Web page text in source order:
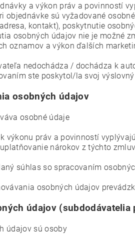
a výkon práv a povinností
objednávke sú vyžadované
kontakt), poskytnutie
osobných údajov nie je možné
oznamov a výkon ďalších
nedochádza / dochádza k
ste poskytol/la svoj
osobných údajov
osobné údaje
výkonu práv a povinností
nárokov z týchto
súhlas so spracovaním
osobných údajov
údajov (subdodávatelia
údajov sú osoby